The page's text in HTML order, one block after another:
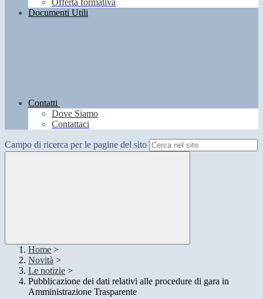
Offerta formativa
Documenti Utili
Contatti
Dove Siamo
Contattaci
Campo di ricerca per le pagine del sito
Home >
Novità >
Le notizie >
Pubblicazione dei dati relativi alle procedure di gara in
Amministrazione Trasparente